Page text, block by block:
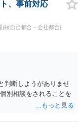
に上限がなくても、常
契約に近い実態なら労
も、金額が事務所の
す。 ・契約前の修正
額を設ける、実損害ベ
です。 ・弁護士に契約
十分にあると思われま
態として労働者性があ
、違約金の算定根拠が
前なら、交渉のパワー
護士に確認されること
、事前対応
由(自己都合・会社都合)
判断しようがありませ
別相談をされることを